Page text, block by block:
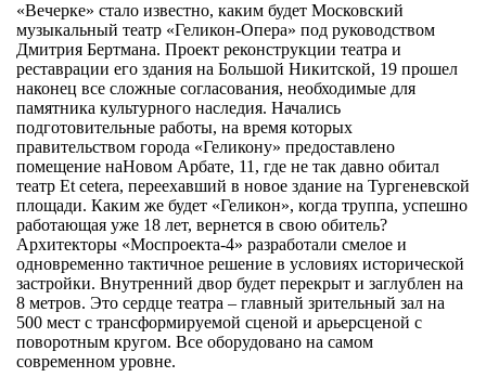
«Вечерке» стало известно, каким будет Московский
музыкальный театр «Геликон-Опера» под руководством
Дмитрия Бертмана. Проект реконструкции театра и
реставрации его здания на Большой Никитской, 19 прошел
наконец все сложные согласования, необходимые для
памятника культурного наследия. Начались
подготовительные работы, на время которых
правительством города «Геликону» предоставлено
помещение наНовом Арбате, 11, где не так давно обитал
театр Et cetera, переехавший в новое здание на Тургеневской
площади. Каким же будет «Геликон», когда труппа, успешно
работающая уже 18 лет, вернется в свою обитель?
Архитекторы «Моспроекта-4» разработали смелое и
одновременно тактичное решение в условиях исторической
застройки. Внутренний двор будет перекрыт и заглублен на
8 метров. Это сердце театра – главный зрительный зал на
500 мест с трансформируемой сценой и арьерсценой с
поворотным кругом. Все оборудовано на самом
современном уровне.